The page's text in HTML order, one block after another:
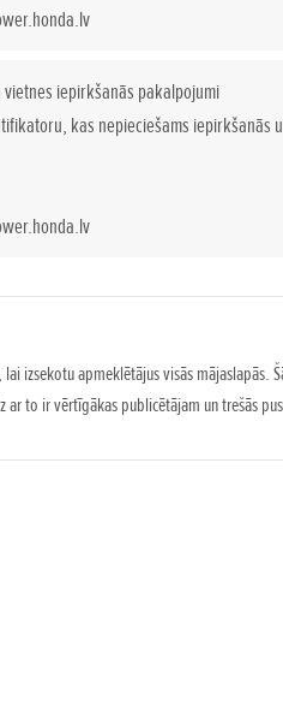
vietnes iepirkšanās pakalpojumi
kas nepieciešams iepirkšanās
izsekotu apmeklētājus visās mājaslapās.
ar to ir vērtīgākas publicētājam un trešās
vienkārši tiks galā ar jebkura
piepūli. Turklāt ar nelielu